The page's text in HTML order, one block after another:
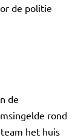
de politie
de
rond
het huis